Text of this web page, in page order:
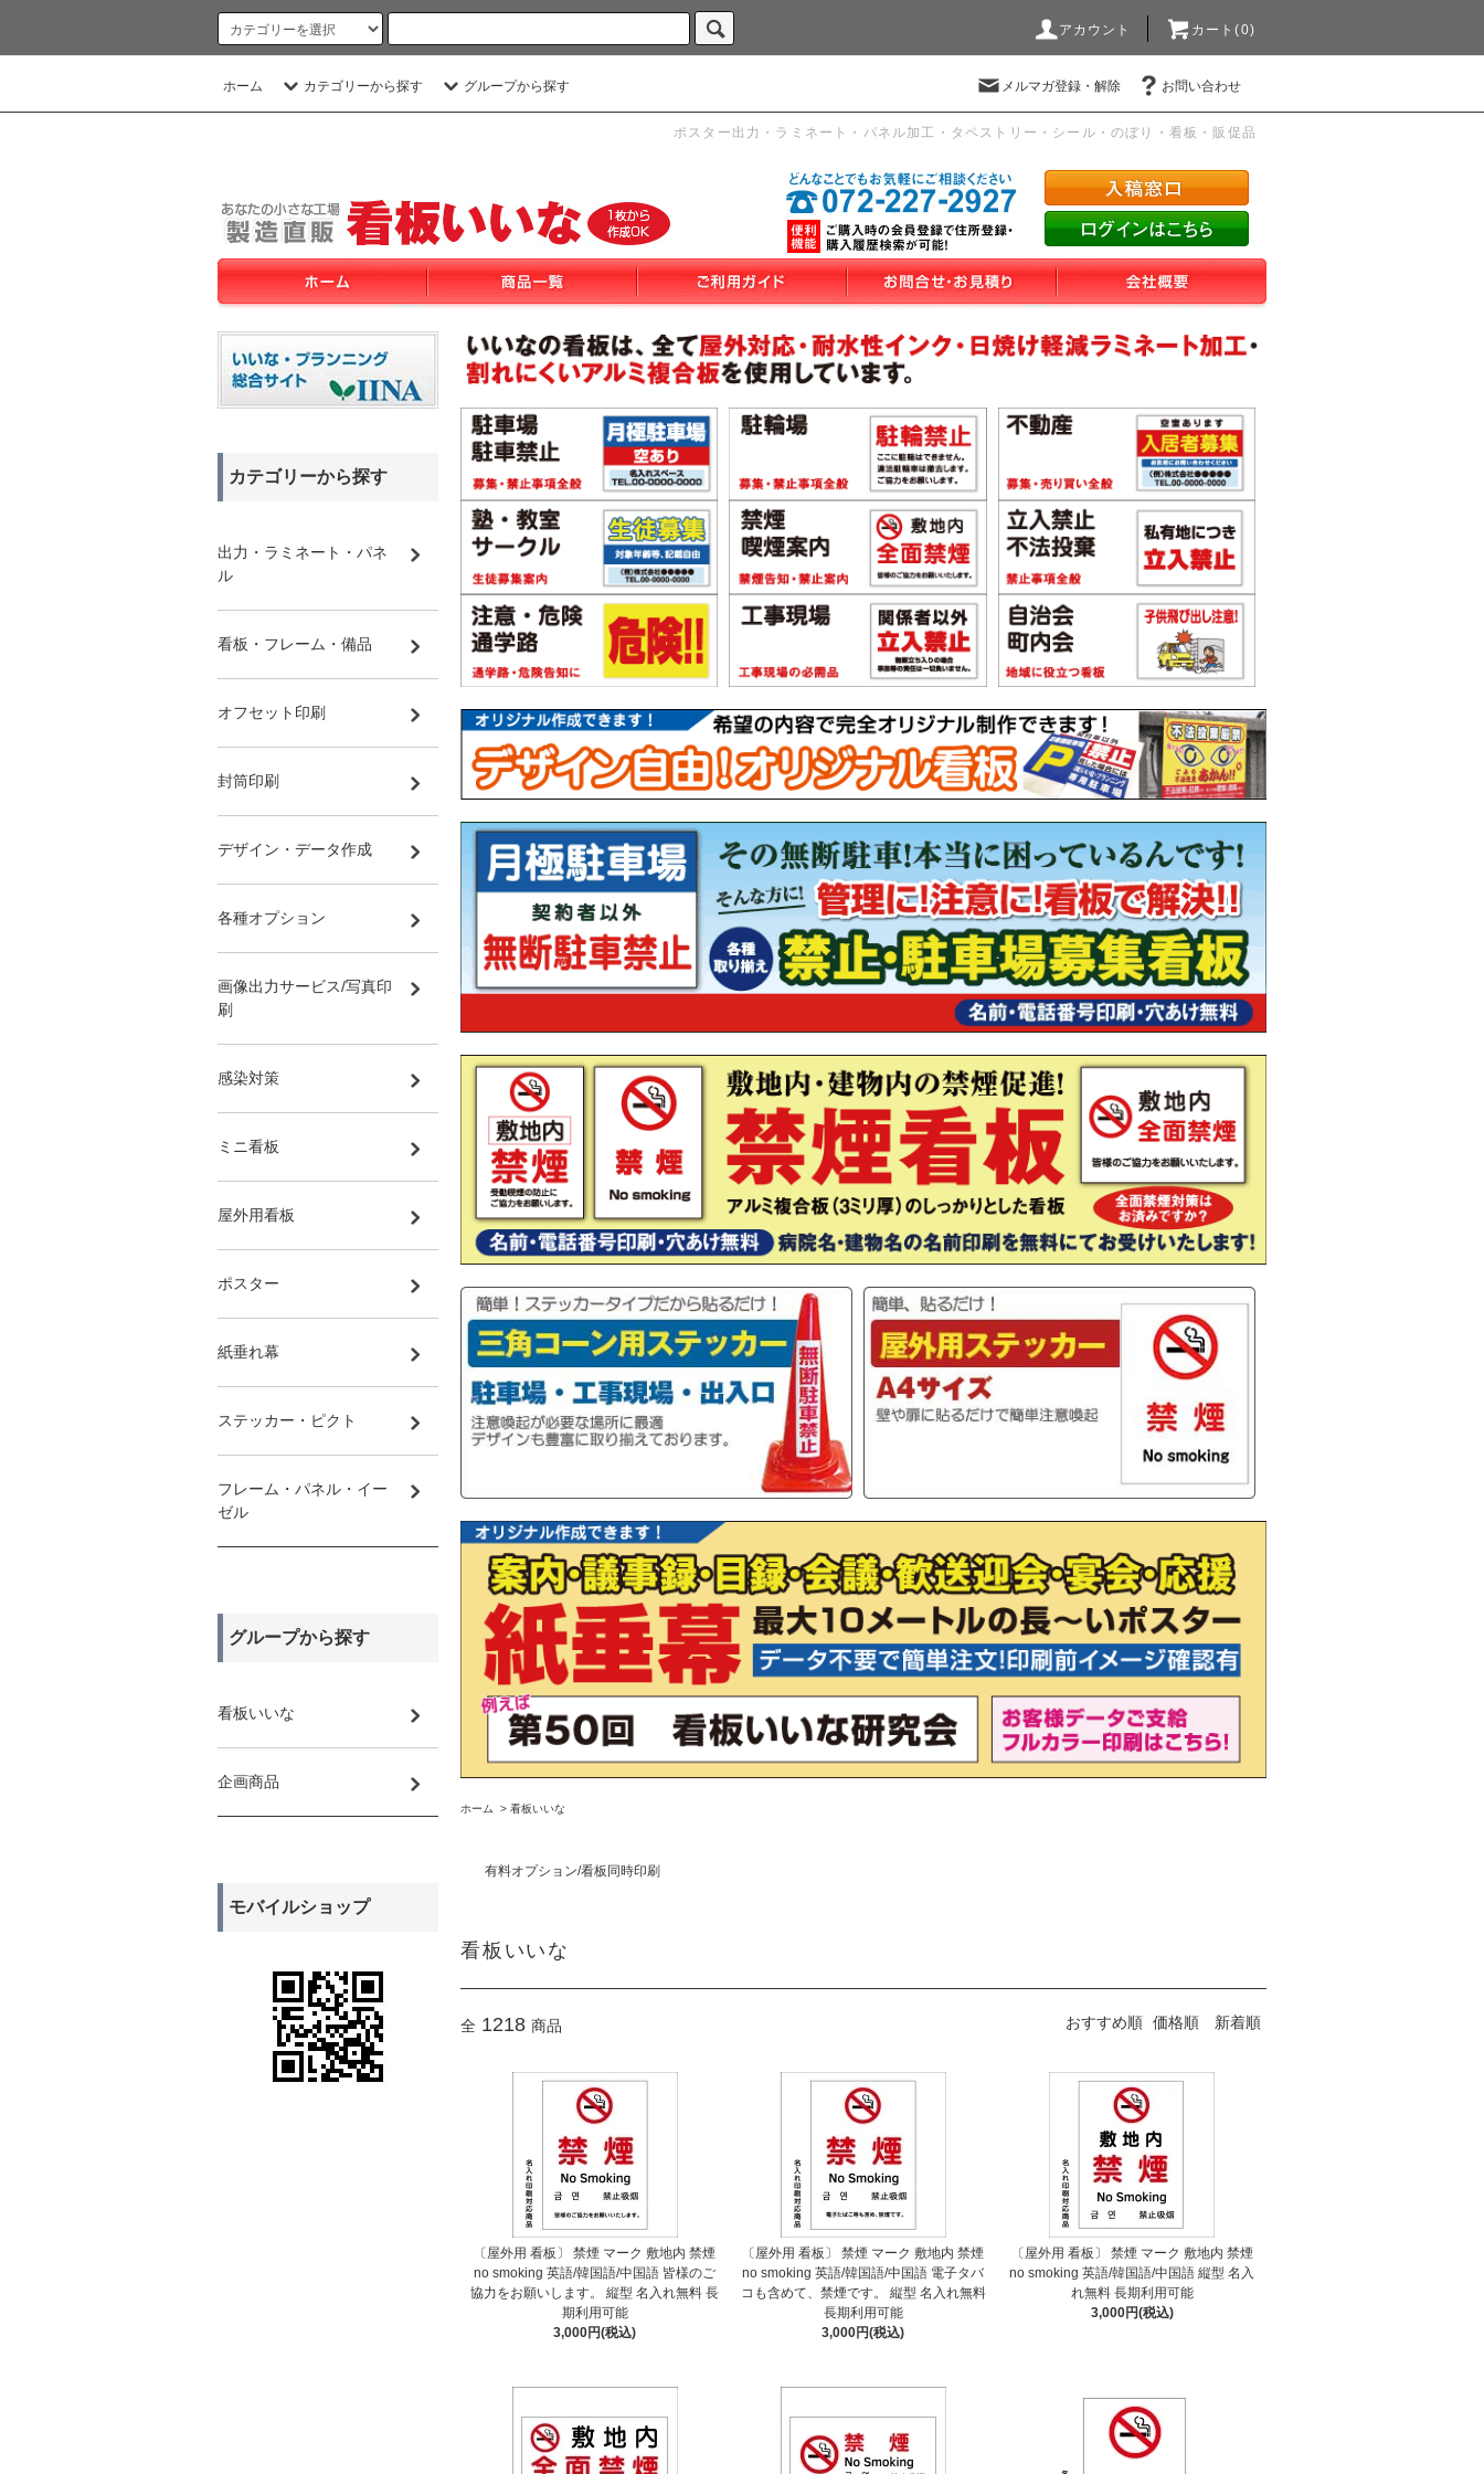
アカウント カート(0)
ホーム カテゴリーから探す グループから探す メルマガ登録・解除 お問い合わせ
ポスター出力・ラミネート・パネル加工・タペストリー・シール・のぼり・看板・販促品
ホーム > 看板いいな
有料オプション/看板同時印刷
看板いいな
全 1218 商品 おすすめ順 価格順 新着順
〔屋外用 看板〕 禁煙 マーク 敷地内 禁煙
no smoking 英語/韓国語/中国語 皆様のご
協力をお願いします。 縦型 名入れ無料 長
期利用可能
3,000円(税込)
〔屋外用 看板〕 禁煙 マーク 敷地内 禁煙
no smoking 英語/韓国語/中国語 電子タバ
コも含めて、禁煙です。 縦型 名入れ無料
長期利用可能
3,000円(税込)
〔屋外用 看板〕 禁煙 マーク 敷地内 禁煙
no smoking 英語/韓国語/中国語 縦型 名入
れ無料 長期利用可能
3,000円(税込)
カテゴリーから探す
出力・ラミネート・パネ
ル
看板・フレーム・備品
オフセット印刷
封筒印刷
デザイン・データ作成
各種オプション
画像出力サービス/写真印
刷
感染対策
ミニ看板
屋外用看板
ポスター
紙垂れ幕
ステッカー・ピクト
フレーム・パネル・イー
ゼル
グループから探す
看板いいな
企画商品
モバイルショップ